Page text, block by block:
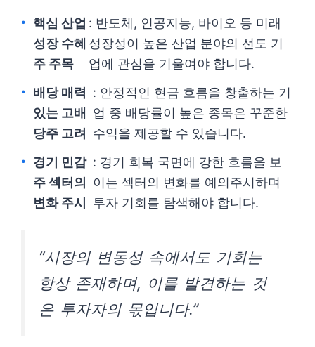
핵심 산업
성장 수혜
주 주목
: 반도체, 인공지능, 바이오 등 미래
성장성이 높은 산업 분야의 선도 기
업에 관심을 기울여야 합니다.
배당 매력
있는 고배
당주 고려
: 안정적인 현금 흐름을 창출하는 기
업 중 배당률이 높은 종목은 꾸준한
수익을 제공할 수 있습니다.
경기 민감
주 섹터의
변화 주시
: 경기 회복 국면에 강한 흐름을 보
이는 섹터의 변화를 예의주시하며
투자 기회를 탐색해야 합니다.
“시장의 변동성 속에서도 기회는
항상 존재하며, 이를 발견하는 것
은 투자자의 몫입니다.”